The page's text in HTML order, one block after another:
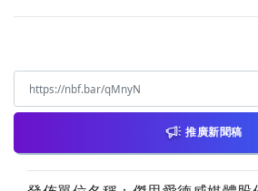
推廣新聞稿